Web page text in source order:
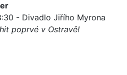
- Divadlo Jiřího Myrona
poprvé v Ostravě!